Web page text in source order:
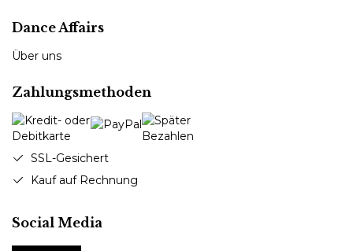
Dance Affairs
Über uns
Zahlungsmethoden
SSL-Gesichert
Kauf auf Rechnung
Social Media